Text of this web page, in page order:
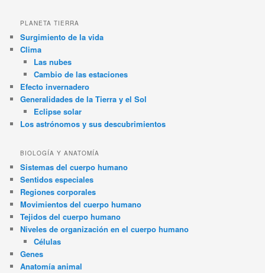
PLANETA TIERRA
Surgimiento de la vida
Clima
Las nubes
Cambio de las estaciones
Efecto invernadero
Generalidades de la Tierra y el Sol
Eclipse solar
Los astrónomos y sus descubrimientos
BIOLOGÍA Y ANATOMÍA
Sistemas del cuerpo humano
Sentidos especiales
Regiones corporales
Movimientos del cuerpo humano
Tejidos del cuerpo humano
Niveles de organización en el cuerpo humano
Células
Genes
Anatomía animal